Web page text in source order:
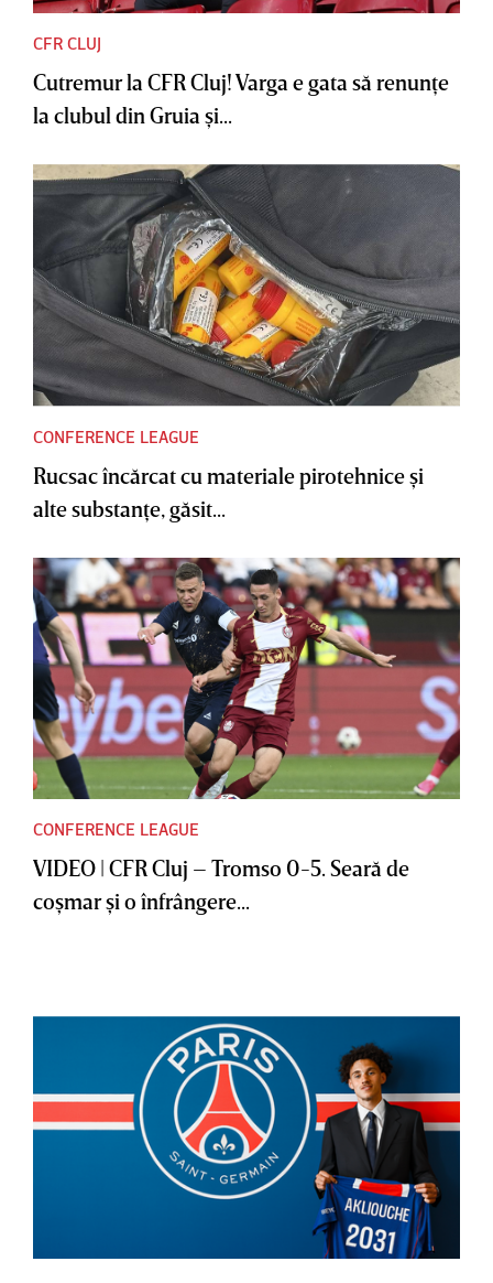
CFR CLUJ
Cutremur la CFR Cluj! Varga e gata să renunţe
la clubul din Gruia şi...
CONFERENCE LEAGUE
Rucsac încărcat cu materiale pirotehnice şi
alte substanţe, găsit...
CONFERENCE LEAGUE
VIDEO | CFR Cluj – Tromso 0-5. Seară de
coşmar şi o înfrângere...